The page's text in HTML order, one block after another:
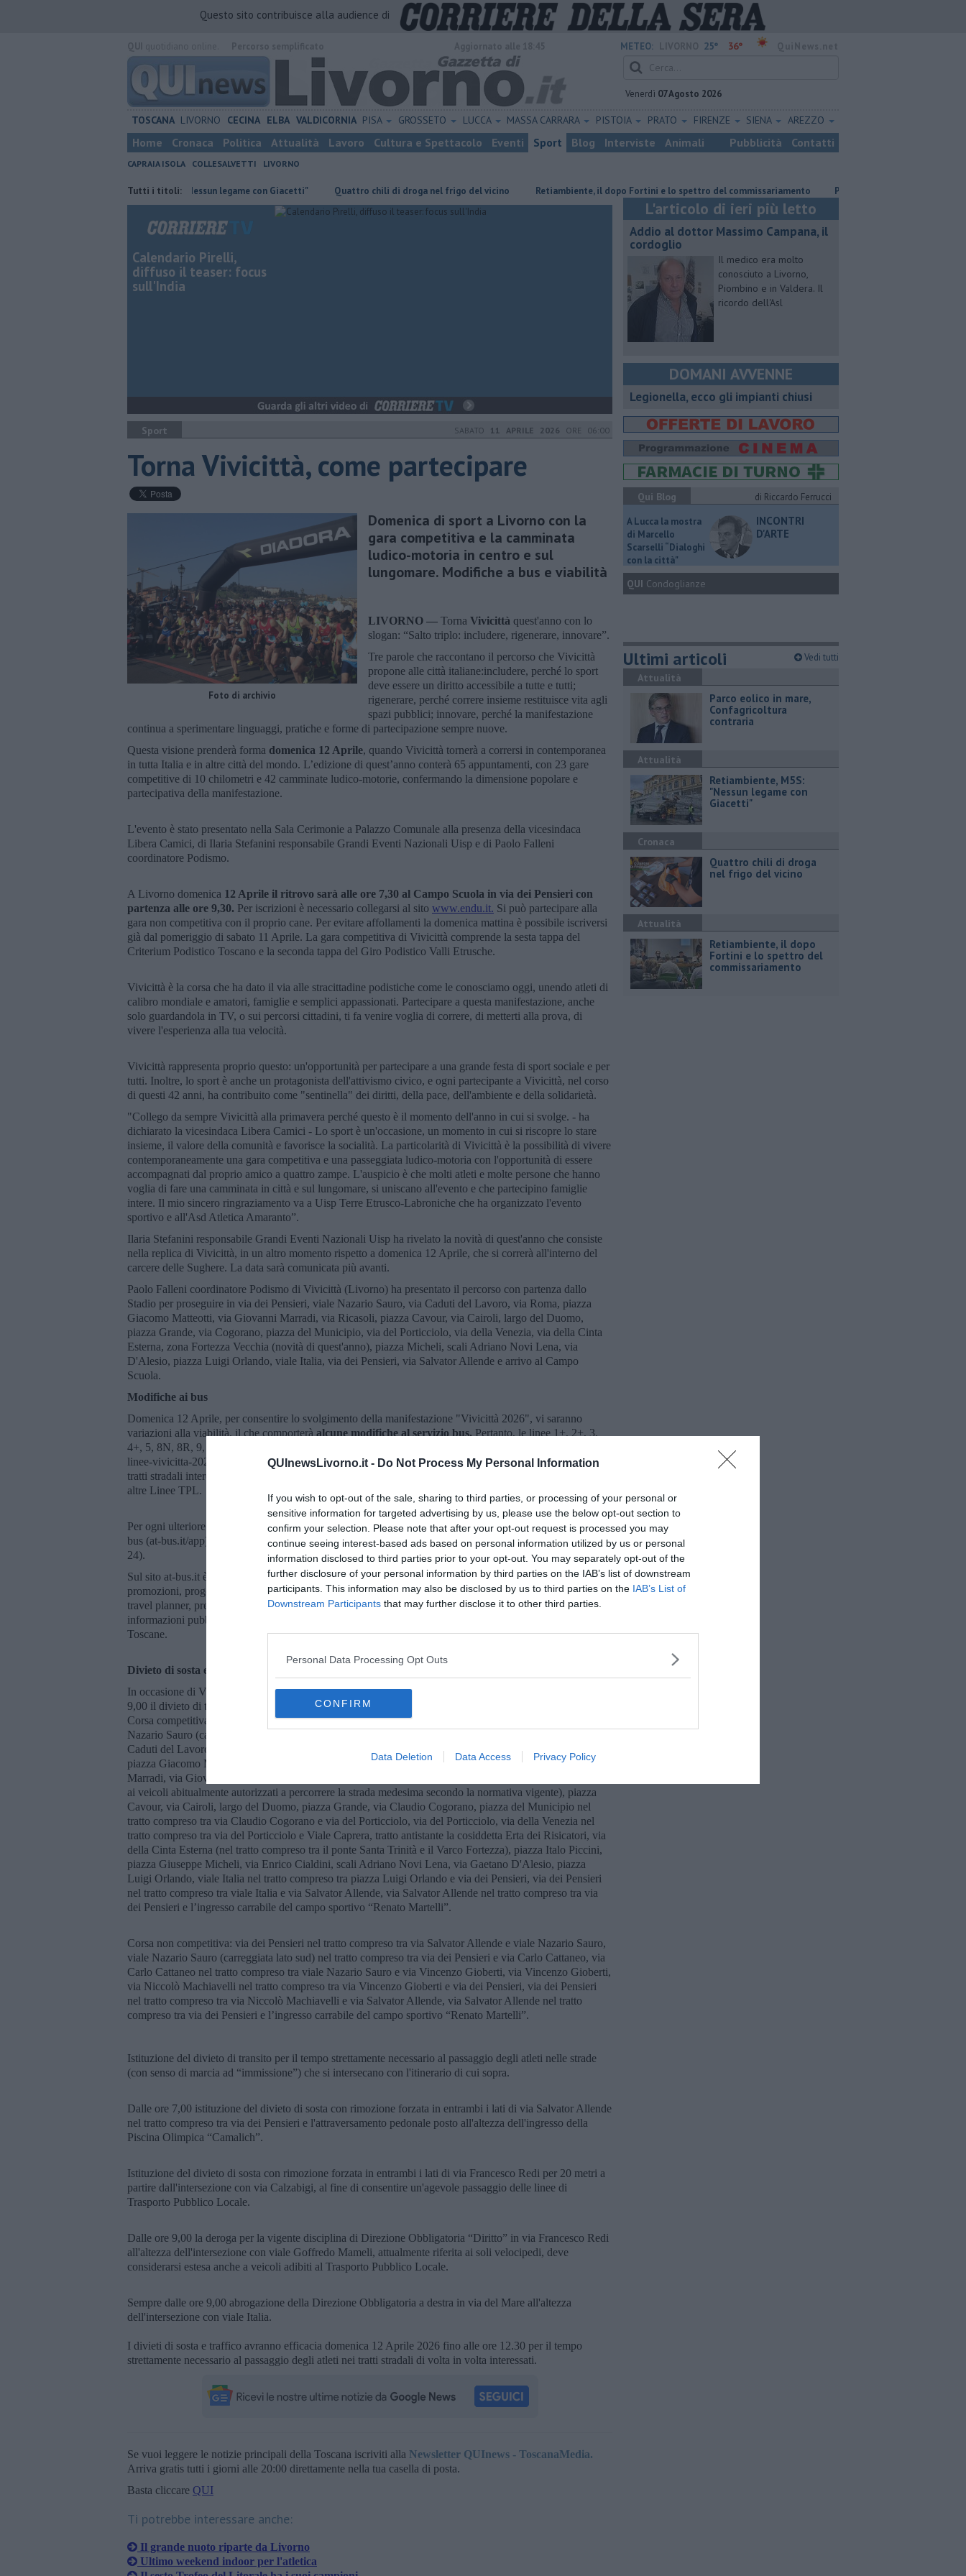
QUInewsLivorno.it - Do Not Process My Personal Information
If you wish to opt-out of the sale, sharing to third parties, or processing of your personal or
sensitive information for targeted advertising by us, please use the below opt-out section to
confirm your selection. Please note that after your opt-out request is processed you may
continue seeing interest-based ads based on personal information utilized by us or personal
information disclosed to third parties prior to your opt-out. You may separately opt-out of the
further disclosure of your personal information by third parties on the IAB’s list of downstream
participants. This information may also be disclosed by us to third parties on the IAB’s List of
Downstream Participants that may further disclose it to other third parties.
Personal Data Processing Opt Outs
CONFIRM
Data Deletion Data Access Privacy Policy
Questo sito contribuisce alla audience di
METEO: 25° 36°
Venerdì 07 Agosto 2026
TOSCANA LIVORNO CECINA ELBA VALDICORNIA PISA GROSSETO LUCCA MASSA CARRARA PISTOIA PRATO FIRENZE SIENA AREZZO
Home Cronaca Politica Attualità Lavoro Cultura e Spettacolo Eventi Sport Blog Interviste Animali Pubblicità Contatti
CAPRAIA ISOLA COLLESALVETTI LIVORNO
Tutti i titoli:
Retiambiente, M5S: "Nessun legame con Giacetti" Quattro chili di droga nel frigo del vicino Retiambiente, il dopo Fortini e lo spettro del commissariamento Parco eolico in mare, Confagricoltura
Calendario Pirelli,
diffuso il teaser: focus
sull'India
Sport SABATO 11 APRILE 2026 ORE 06:00
Torna Vivicittà, come partecipare
Foto di archivio
Domenica di sport a Livorno con la
gara competitiva e la camminata
ludico-motoria in centro e sul
lungomare. Modifiche a bus e viabilità
LIVORNO — Torna Vivicittà quest'anno con lo
slogan: “Salto triplo: includere, rigenerare, innovare”.
Tre parole che raccontano il percorso che Vivicittà
propone alle città italiane:includere, perché lo sport
deve essere un diritto accessibile a tutte e tutti;
rigenerare, perché correre insieme restituisce vita agli
spazi pubblici; innovare, perché la manifestazione
continua a sperimentare linguaggi, pratiche e forme di partecipazione sempre nuove.
Questa visione prenderà forma domenica 12 Aprile, quando Vivicittà tornerà a corrersi in contemporanea
in tutta Italia e in altre città del mondo. L’edizione di quest’anno conterà 65 appuntamenti, con 23 gare
competitive di 10 chilometri e 42 camminate ludico-motorie, confermando la dimensione popolare e
partecipativa della manifestazione.
L'evento è stato presentato nella Sala Cerimonie a Palazzo Comunale alla presenza della vicesindaca
Libera Camici, di Ilaria Stefanini responsabile Grandi Eventi Nazionali Uisp e di Paolo Falleni
coordinatore Podismo.
A Livorno domenica 12 Aprile il ritrovo sarà alle ore 7,30 al Campo Scuola in via dei Pensieri con
partenza alle ore 9,30. Per iscrizioni è necessario collegarsi al sito www.endu.it. Si può partecipare alla
gara non competitiva con il proprio cane. Per evitare affollamenti la domenica mattina è possibile iscriversi
già dal pomeriggio di sabato 11 Aprile. La gara competitiva di Vivicittà comprende la sesta tappa del
Criterium Podistico Toscano e la seconda tappa del Giro Podistico Valli Etrusche.
Vivicittà è la corsa che ha dato il via alle stracittadine podistiche come le conosciamo oggi, unendo atleti di
calibro mondiale e amatori, famiglie e semplici appassionati. Partecipare a questa manifestazione, anche
solo guardandola in TV, o sui percorsi cittadini, ti fa venire voglia di correre, di metterti alla prova, di
vivere l'esperienza alla tua velocità.
Vivicittà rappresenta proprio questo: un'opportunità per partecipare a una grande festa di sport sociale e per
tutti. Inoltre, lo sport è anche un protagonista dell'attivismo civico, e ogni partecipante a Vivicittà, nel corso
di questi 42 anni, ha contribuito come "sentinella" dei diritti, della pace, dell'ambiente e della solidarietà.
"Collego da sempre Vivicittà alla primavera perché questo è il momento dell'anno in cui si svolge. - ha
dichiarato la vicesindaca Libera Camici - Lo sport è un'occasione, un momento in cui si riscopre lo stare
insieme, il valore della comunità e favorisce la socialità. La particolarità di Vivicittà è la possibilità di vivere
contemporaneamente una gara competitiva e una passeggiata ludico-motoria con l'opportunità di essere
accompagnati dal proprio amico a quattro zampe. L'auspicio è che molti atleti e molte persone che hanno
voglia di fare una camminata in città e sul lungomare, si uniscano all'evento e che partecipino famiglie
intere. Il mio sincero ringraziamento va a Uisp Terre Etrusco-Labroniche che ha organizzato l'evento
sportivo e all'Asd Atletica Amaranto”.
Ilaria Stefanini responsabile Grandi Eventi Nazionali Uisp ha rivelato la novità di quest'anno che consiste
nella replica di Vivicittà, in un altro momento rispetto a domenica 12 Aprile, che si correrà all'interno del
carcere delle Sughere. La data sarà comunicata più avanti.
Paolo Falleni coordinatore Podismo di Vivicittà (Livorno) ha presentato il percorso con partenza dallo
Stadio per proseguire in via dei Pensieri, viale Nazario Sauro, via Caduti del Lavoro, via Roma, piazza
Giacomo Matteotti, via Giovanni Marradi, via Ricasoli, piazza Cavour, via Cairoli, largo del Duomo,
piazza Grande, via Cogorano, piazza del Municipio, via del Porticciolo, via della Venezia, via della Cinta
Esterna, zona Fortezza Vecchia (novità di quest'anno), piazza Micheli, scali Adriano Novi Lena, via
D'Alesio, piazza Luigi Orlando, viale Italia, via dei Pensieri, via Salvator Allende e arrivo al Campo
Scuola.
Modifiche ai bus
Domenica 12 Aprile, per consentire lo svolgimento della manifestazione "Vivicittà 2026", vi saranno
variazioni alla viabilità, il che comporterà alcune modifiche al servizio bus. Pertanto, le linee 1+, 2+, 3,
4+, 5, 8N, 8R, 9, 10, 12, 102, 104 e 150 saranno deviate (https://www.at-bus.it/it/viaggia/avvisi/deviazioni-
linee-vivicitta-2026-livorno). Le linee di Trasporto Pubblico Locale, dunque, che abitualmente percorrono i
tratti stradali interessati dalla competizione suddetta, osserveranno itinerari alternativi già autorizzati per
altre Linee TPL.
Per ogni ulteriore informazione Autolinee Toscane invita le/i clienti a consultare il sito at-bus.it o la app at
bus (at-bus.it/app), oppure a chiamare il numero verde di Autolinee Toscane: 800 14 24 24 (Lun-Dom 6-
24).
Sul sito at-bus.it è possibile trovare le informazioni su tutte le attività, servizi, avvisi, deviazioni,
promozioni, progetti, risposte, anche attraverso la pagina delle Faq (frequently asked questions), oltre al
travel planner, presenti anche nella app at bus (at-bus.it/app). Inoltre, si possono anche seguire le
informazioni pubblicate sui canali social di Autolinee Toscane: X: @AT_Informa; Facebook: Autolinee
Toscane.
Divieto di sosta e di transito
In occasione di Vivicittà il traffico e la sosta urbane subiranno modifiche e per questo è istituito dalle ore
9,00 il divieto di transito nelle seguenti strade del centro abitato:
Corsa competitiva: via dei Pensieri nel tratto compreso tra via Salvator Allende e viale Nazario Sauro, viale
Nazario Sauro (carreggiata lato sud) nel tratto compreso tra via dei Pensieri e via Caduti del Lavoro, via
Caduti del Lavoro, via Roma nel tratto compreso tra via Caduti del Lavoro e piazza Giacomo Matteotti,
piazza Giacomo Matteotti, via Roma nel tratto compreso tra piazza Giacomo Matteotti e via Giovanni
Marradi, via Giovanni Marradi nel tratto compreso tra via Roma e via Ricasoli, via Ricasoli (limitatamente
ai veicoli abitualmente autorizzati a percorrere la strada medesima secondo la normativa vigente), piazza
Cavour, via Cairoli, largo del Duomo, piazza Grande, via Claudio Cogorano, piazza del Municipio nel
tratto compreso tra via Claudio Cogorano e via del Porticciolo, via del Porticciolo, via della Venezia nel
tratto compreso tra via del Porticciolo e Viale Caprera, tratto antistante la cosiddetta Erta dei Risicatori, via
della Cinta Esterna (nel tratto compreso tra il ponte Santa Trinità e il Varco Fortezza), piazza Italo Piccini,
piazza Giuseppe Micheli, via Enrico Cialdini, scali Adriano Novi Lena, via Gaetano D'Alesio, piazza
Luigi Orlando, viale Italia nel tratto compreso tra piazza Luigi Orlando e via dei Pensieri, via dei Pensieri
nel tratto compreso tra viale Italia e via Salvator Allende, via Salvator Allende nel tratto compreso tra via
dei Pensieri e l’ingresso carrabile del campo sportivo “Renato Martelli”.
Corsa non competitiva: via dei Pensieri nel tratto compreso tra via Salvator Allende e viale Nazario Sauro,
viale Nazario Sauro (carreggiata lato sud) nel tratto compreso tra via dei Pensieri e via Carlo Cattaneo, via
Carlo Cattaneo nel tratto compreso tra viale Nazario Sauro e via Vincenzo Gioberti, via Vincenzo Gioberti,
via Niccolò Machiavelli nel tratto compreso tra via Vincenzo Gioberti e via dei Pensieri, via dei Pensieri
nel tratto compreso tra via Niccolò Machiavelli e via Salvator Allende, via Salvator Allende nel tratto
compreso tra via dei Pensieri e l’ingresso carrabile del campo sportivo “Renato Martelli”.
Istituzione del divieto di transito per il tempo strettamente necessario al passaggio degli atleti nelle strade
(con senso di marcia ad “immissione”) che si intersecano con l'itinerario di cui sopra.
Dalle ore 7,00 istituzione del divieto di sosta con rimozione forzata in entrambi i lati di via Salvator Allende
nel tratto compreso tra via dei Pensieri e l'attraversamento pedonale posto all'altezza dell'ingresso della
Piscina Olimpica “Camalich”.
Istituzione del divieto di sosta con rimozione forzata in entrambi i lati di via Francesco Redi per 20 metri a
partire dall'intersezione con via Calzabigi, al fine di consentire un'agevole passaggio delle linee di
Trasporto Pubblico Locale.
Dalle ore 9,00 la deroga per la vigente disciplina di Direzione Obbligatoria “Diritto” in via Francesco Redi
all'altezza dell'intersezione con viale Goffredo Mameli, attualmente riferita ai soli velocipedi, deve
considerarsi estesa anche a veicoli adibiti al Trasporto Pubblico Locale.
Sempre dalle ore 9,00 abrogazione della Direzione Obbligatoria a destra in via del Mare all'altezza
dell'intersezione con viale Italia.
I divieti di sosta e traffico avranno efficacia domenica 12 Aprile 2026 fino alle ore 12.30 per il tempo
strettamente necessario al passaggio degli atleti nei tratti stradali di volta in volta interessati.
Se vuoi leggere le notizie principali della Toscana iscriviti alla Newsletter QUInews - ToscanaMedia.
Arriva gratis tutti i giorni alle 20:00 direttamente nella tua casella di posta.
Basta cliccare QUI
Ti potrebbe interessare anche:
Il grande nuoto riparte da Livorno
Ultimo weekend indoor per l'atletica
L'articolo di ieri più letto
Addio al dottor Massimo Campana, il
cordoglio
Il medico era molto
conosciuto a Livorno,
Piombino e in Valdera. Il
ricordo dell'Asl
DOMANI AVVENNE
Legionella, ecco gli impianti chiusi
Qui Blog
di Riccardo Ferrucci
A Lucca la mostra
di Marcello
Scarselli “Dialoghi
con la città"
INCONTRI
D'ARTE
QUI Condoglianze
Ultimi articoli Vedi tutti
Attualità
Parco eolico in mare,
Confagricoltura
contraria
Attualità
Retiambiente, M5S:
"Nessun legame con
Giacetti"
Cronaca
Quattro chili di droga
nel frigo del vicino
Attualità
Retiambiente, il dopo
Fortini e lo spettro del
commissariamento